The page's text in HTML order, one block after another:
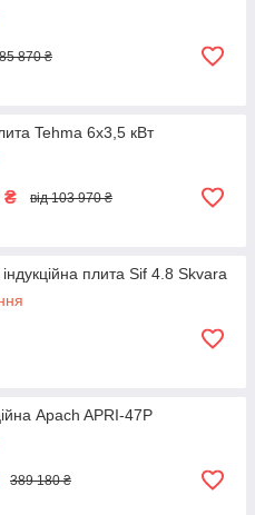
85 870 ₴
Tehma 6х3,5 кВт
₴ від 103 970 ₴
плита Sif 4.8 Skvara
Apach APRI-47P
389 180 ₴